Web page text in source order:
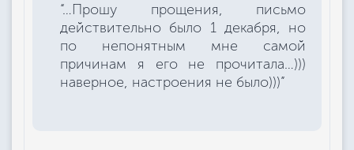
“…Прошу прощения, письмо
действительно было 1 декабря, но
по непонятным мне самой
причинам я его не прочитала…)))
наверное, настроения не было)))”